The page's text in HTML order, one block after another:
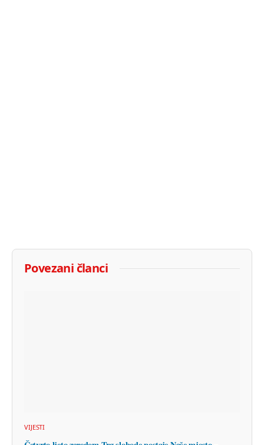
Povezani članci
VIJESTI